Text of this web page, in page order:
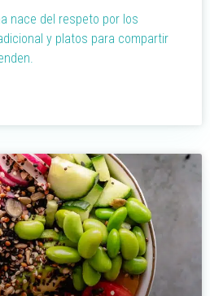
nace del respeto por los
y platos para compartir